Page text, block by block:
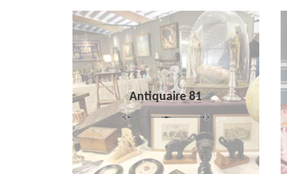
Antiquaire 81